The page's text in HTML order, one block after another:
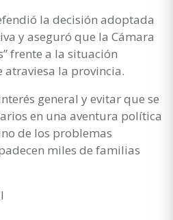
la decisión adoptada
y aseguró que la Cámara
frente a la situación
atraviesa la provincia.
general y evitar que se
en una aventura política
de los problemas
miles de familias